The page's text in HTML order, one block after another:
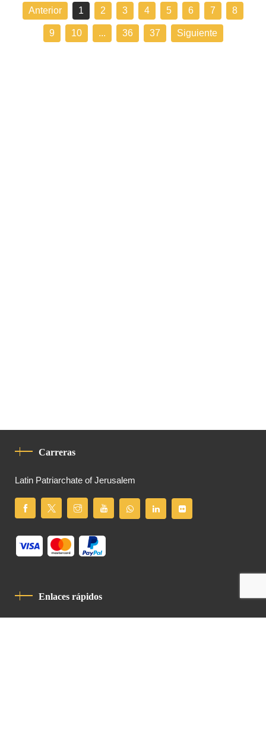
Anterior 1 2 3 4 5 6 7
8
9
10 ... 36 37 Siguiente
Carreras
Latin Patriarchate of Jerusalem
Enlaces rápidos